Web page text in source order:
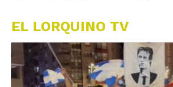
EL LORQUINO TV